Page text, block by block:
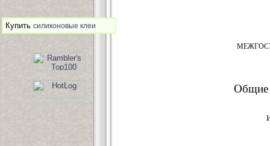
Купить силиконовые клеи
Общие